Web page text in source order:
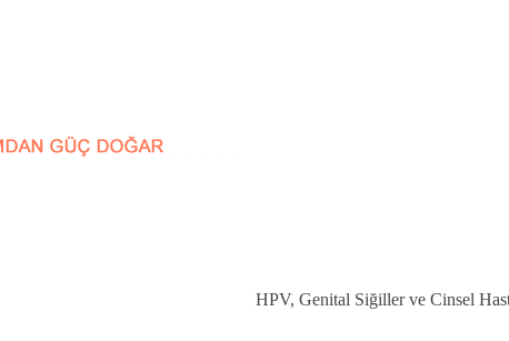
HPV, Genital Siğiller ve Cinsel